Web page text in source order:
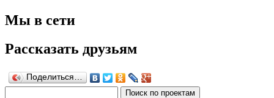
Мы в сети
Рассказать друзьям
Поделиться…